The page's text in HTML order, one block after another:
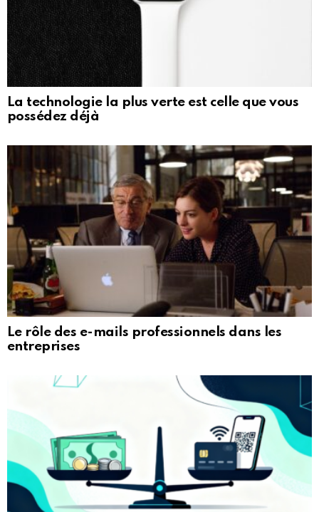
La technologie la plus verte est celle que vous
possédez déjà
Le rôle des e-mails professionnels dans les
entreprises